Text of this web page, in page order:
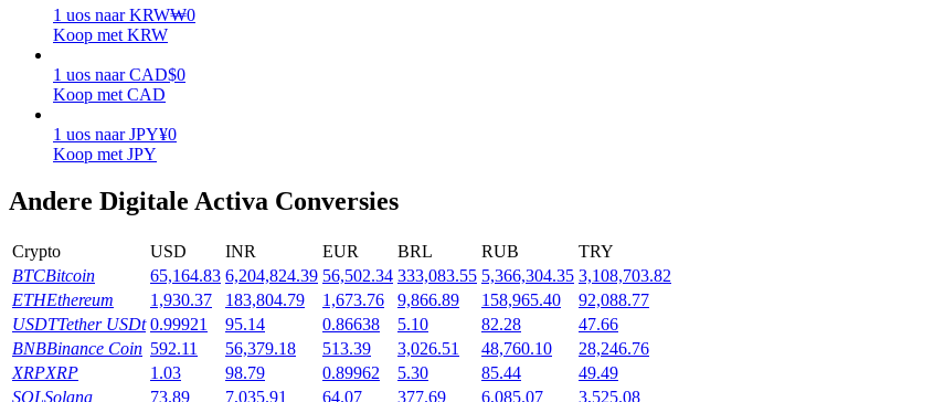
Verdien dagelijks competitieve beloningen
1 uos naar KRW₩0
Koop met KRW
1 uos naar CAD$0
Koop met CAD
1 uos naar JPY¥0
Koop met JPY
Andere Digitale Activa Conversies
Crypto USD INR EUR BRL RUB
TRY
BTCBitcoin 65,164.83 6,204,824.39 56,502.34 333,083.55 5,366,304.35 3,108,703.82
ETHEthereum 1,930.37 183,804.79 1,673.76 9,866.89 158,965.40
92,088.77
USDTTether USDt 0.99921 95.14 0.86638 5.10 82.28
47.66
BNBBinance Coin 592.11 56,379.18 513.39 3,026.51 48,760.10
28,246.76
XRPXRP 1.03 98.79 0.89962 5.30 85.44
49.49
SOLSolana 73.89 7,035.91 64.07 377.69 6,085.07
3,525.08